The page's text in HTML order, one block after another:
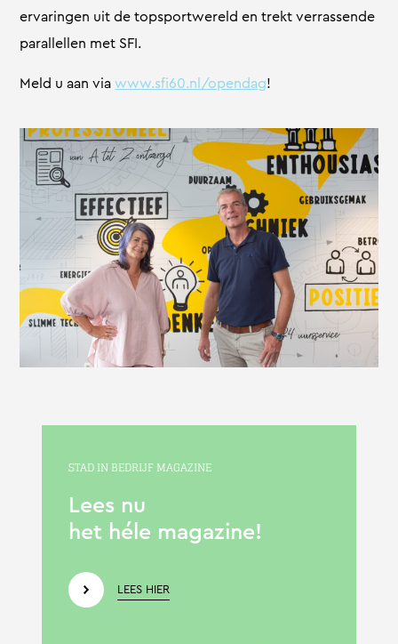
ervaringen uit de topsportwereld en trekt verrassende
parallellen met SFI.
Meld u aan viawww.sfi60.nl/opendag!
STAD IN BEDRIJF MAGAZINE
Lees nu
het héle magazine!
LEES HIER